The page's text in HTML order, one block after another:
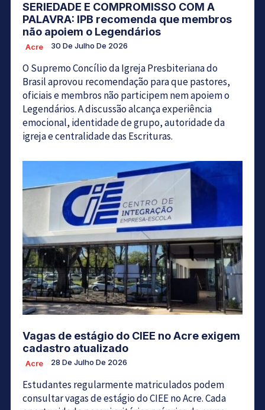
SERIEDADE E COMPROMISSO COM A
PALAVRA: IPB recomenda que membros
não apoiem o Legendários
Acre 30 De Julho De 2026
O Supremo Concílio da Igreja Presbiteriana do
Brasil aprovou recomendação para que pastores,
oficiais e membros não participem nem apoiem o
Legendários. A discussão alcança experiência
emocional, identidade de grupo, autoridade da
igreja e centralidade das Escrituras.
Vagas de estágio do CIEE no Acre exigem
cadastro atualizado
Acre 28 De Julho De 2026
Estudantes regularmente matriculados podem
consultar vagas de estágio do CIEE no Acre. Cada